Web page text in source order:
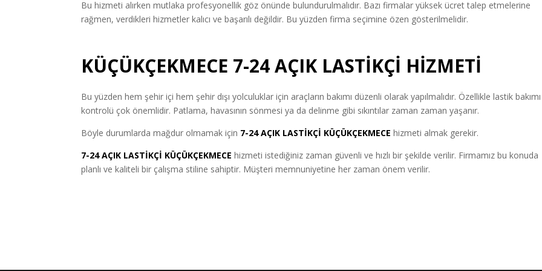
Bu hizmeti alırken mutlaka profesyonellik göz önünde bulundurulmalıdır. Bazı firmalar yüksek ücret talep etmelerine
rağmen, verdikleri hizmetler kalıcı ve başarılı değildir. Bu yüzden firma seçimine özen gösterilmelidir.
KÜÇÜKÇEKMECE 7-24 AÇIK LASTİKÇİ HİZMETİ
Bu yüzden hem şehir içi hem şehir dışı yolculuklar için araçların bakımı düzenli olarak yapılmalıdır. Özellikle lastik
kontrolü çok önemlidir. Patlama, havasının sönmesi ya da delinme gibi sıkıntılar zaman zaman yaşanır.
Böyle durumlarda mağdur olmamak için 7-24AÇIK LASTİKÇİ KÜÇÜKÇEKMECE hizmeti almak gerekir.
7-24 AÇIK LASTİKÇİ KÜÇÜKÇEKMECE hizmeti istediğiniz zaman güvenli ve hızlı bir şekilde verilir. Firmamız bu konuda
planlı ve kaliteli bir çalışma stiline sahiptir. Müşteri memnuniyetine her zaman önem verilir.